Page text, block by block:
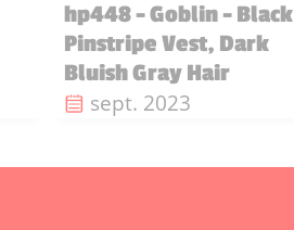
hp448 - Goblin - Black
Pinstripe Vest, Dark
Bluish Gray Hair
Date de sortie :
sept. 2023